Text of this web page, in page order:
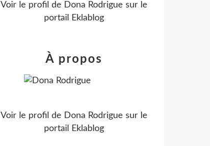
Voir le profil de Dona Rodrigue sur le
portail Eklablog
À propos
Voir le profil de Dona Rodrigue sur le
portail Eklablog